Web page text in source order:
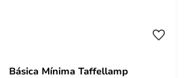
Básica Mínima Taffellamp